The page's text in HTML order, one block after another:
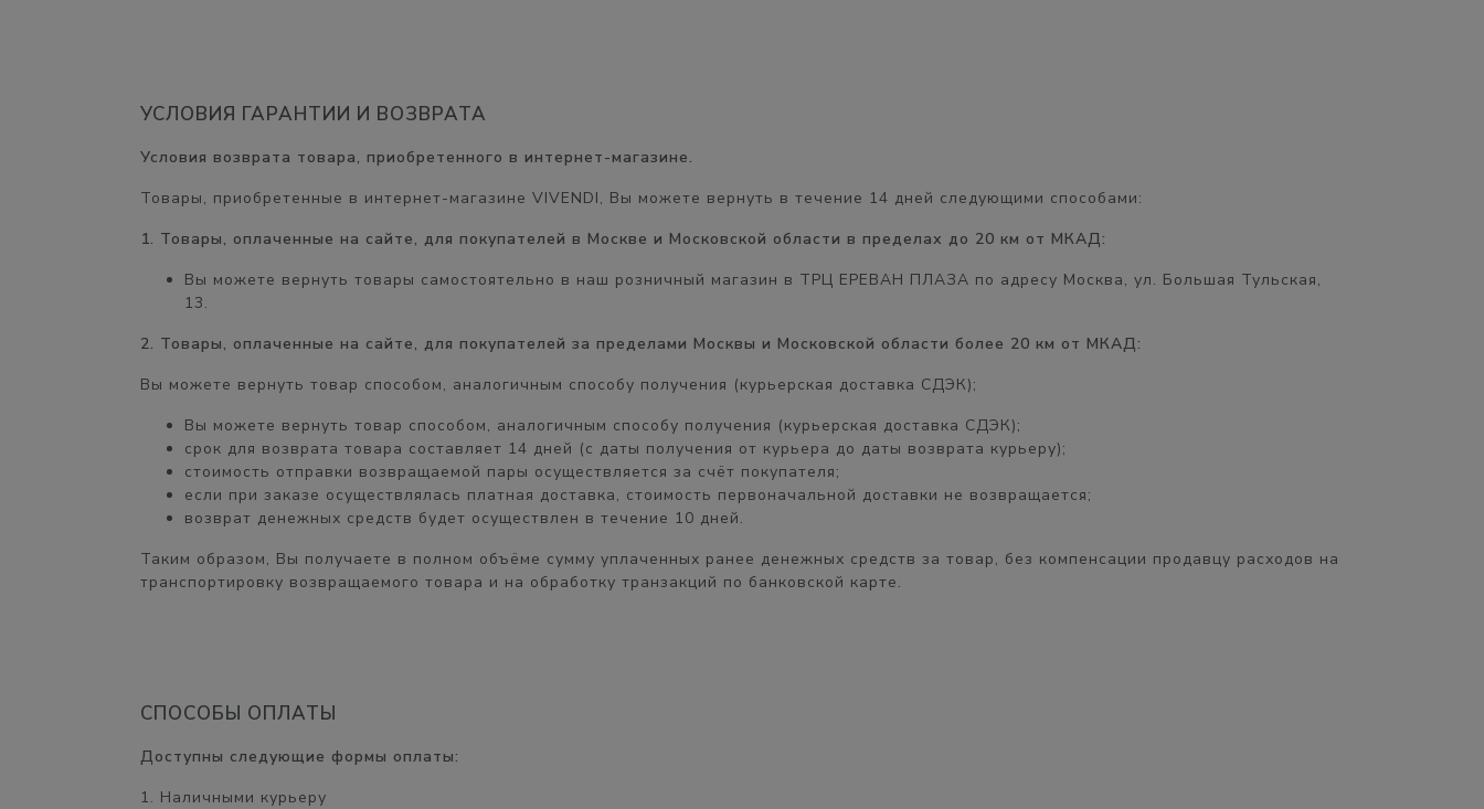
УСЛОВИЯ ГАРАНТИИ И ВОЗВРАТА
Условия возврата товара, приобретенного в интернет-магазине.
Товары, приобретенные в интернет-магазине VIVENDI, Вы можете вернуть в течение 14 дней следующими способами:
1. Товары, оплаченные на сайте, для покупателей в Москве и Московской области в пределах до 20 км от МКАД:
Вы можете вернуть товары самостоятельно в наш розничный магазин в ТРЦ ЕРЕВАН ПЛАЗА по адресу Москва, ул. Большая Тульская,
13.
2. Товары, оплаченные на сайте, для покупателей за пределами Москвы и Московской области более 20 км от МКАД:
Вы можете вернуть товар способом, аналогичным способу получения (курьерская доставка СДЭК);
Вы можете вернуть товар способом, аналогичным способу получения (курьерская доставка СДЭК);
срок для возврата товара составляет 14 дней (с даты получения от курьера до даты возврата курьеру);
стоимость отправки возвращаемой пары осуществляется за счёт покупателя;
если при заказе осуществлялась платная доставка, стоимость первоначальной доставки не возвращается;
возврат денежных средств будет осуществлен в течение 10 дней.
Таким образом, Вы получаете в полном объёме сумму уплаченных ранее денежных средств за товар, без компенсации продавцу расходов на
транспортировку возвращаемого товара и на обработку транзакций по банковской карте.
СПОСОБЫ ОПЛАТЫ
Доступны следующие формы оплаты:
1. Наличными курьеру